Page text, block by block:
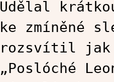
Udělal
ke zmíněné
rozsvítil jak
„Poslóché